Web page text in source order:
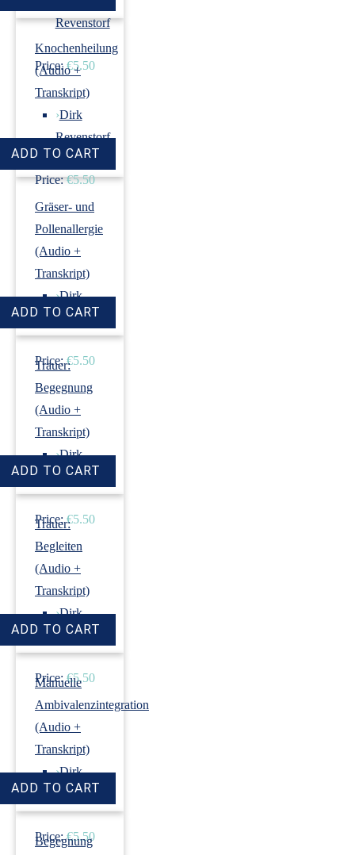
Revenstorf
Price: €5.50
Knochenheilung
(Audio +
Transkript)
›Dirk
Revenstorf
Price: €5.50
Gräser- und
Pollenallergie
(Audio +
Transkript)
›Dirk
Revenstorf
Price: €5.50
Trauer:
Begegnung
(Audio +
Transkript)
›Dirk
Revenstorf
Price: €5.50
Trauer:
Begleiten
(Audio +
Transkript)
›Dirk
Revenstorf
Price: €5.50
Manuelle
Ambivalenzintegration
(Audio +
Transkript)
›Dirk
Revenstorf
Price: €5.50
Begegnung